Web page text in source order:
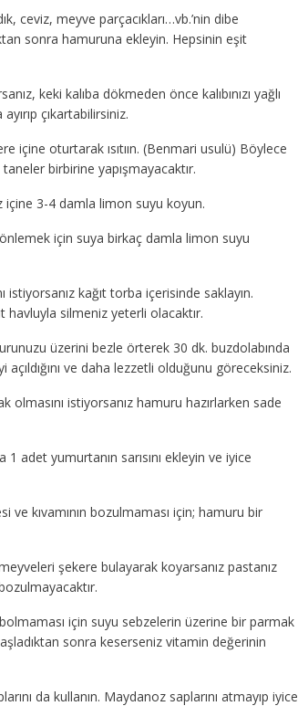
ceviz, meyve parçacıkları…vb.’nin dibe
sonra hamuruna ekleyin. Hepsinin eşit
keki kalıba dökmeden önce kalıbınızı yağlı
çıkartabilirsiniz.
içine oturtarak ısıtıın. (Benmari usulü) Böylece
birbirine yapışmayacaktır.
içine 3-4 damla limon suyu koyun.
için suya birkaç damla limon suyu
istiyorsanız kağıt torba içerisinde saklayın.
havluyla silmeniz yeterli olacaktır.
üzerini bezle örterek 30 dk. buzdolabında
ve daha lezzetli olduğunu göreceksiniz.
olmasını istiyorsanız hamuru hazırlarken sade
adet yumurtanın sarısını ekleyin ve iyice
kıvamının bozulmaması için; hamuru bir
şekere bulayarak koyarsanız pastanız
için suyu sebzelerin üzerine bir parmak
sonra keserseniz vitamin değerinin
da kullanın. Maydanoz saplarını atmayıp iyice